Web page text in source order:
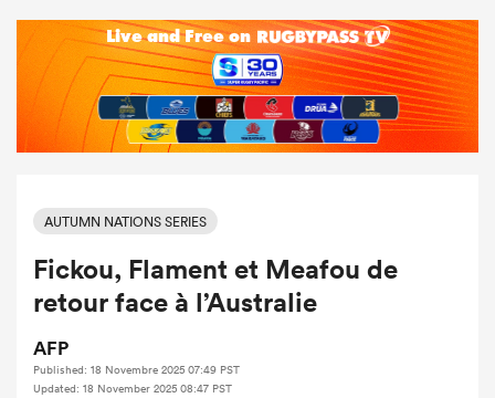
AUTUMN NATIONS SERIES
Fickou, Flament et Meafou de
retour face à l’Australie
AFP
Published: 18 Novembre 2025 07:49 PST
Updated: 18 November 2025 08:47 PST